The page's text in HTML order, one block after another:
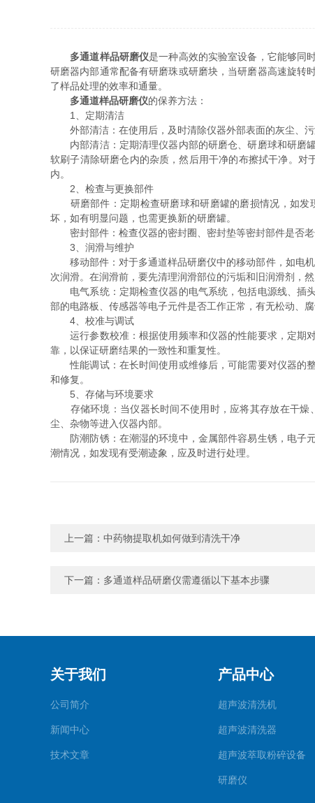
多通道样品研磨仪是一种高效的实验室设备，它能够同
研磨器内部通常配备有研磨珠或研磨块，当研磨器高速旋转
了样品处理的效率和通量。
多通道样品研磨仪的保养方法：
1、定期清洁
外部清洁：在使用后，及时清除仪器外部表面的灰尘、污
内部清洁：定期清理仪器内部的研磨仓、研磨球和研磨罐
软刷子清除研磨仓内的杂质，然后用干净的布擦拭干净。对
内。
2、检查与更换部件
研磨部件：定期检查研磨球和研磨罐的磨损情况，如发
坏，如有明显问题，也需更换新的研磨罐。
密封部件：检查仪器的密封圈、密封垫等密封部件是否老
3、润滑与维护
移动部件：对于多通道样品研磨仪中的移动部件，如电机
次润滑。在润滑前，要先清理润滑部位的污垢和旧润滑剂，
电气系统：定期检查仪器的电气系统，包括电源线、插头
部的电路板、传感器等电子元件是否工作正常，有无松动、
4、校准与调试
运行参数校准：根据使用频率和仪器的性能要求，定期对
靠，以保证研磨结果的一致性和重复性。
性能调试：在长时间使用或维修后，可能需要对仪器的整
和修复。
5、存储与环境要求
存储环境：当仪器长时间不使用时，应将其存放在干燥
尘、杂物等进入仪器内部。
防潮防锈：在潮湿的环境中，金属部件容易生锈，电子元
潮情况，如发现有受潮迹象，应及时进行处理。
上一篇： 中药物提取机如何做到清洗干净
下一篇： 多通道样品研磨仪需遵循以下基本步骤
关于我们
公司简介
新闻中心
技术文章
产品中心
超声波清洗机
超声波清洗器
超声波萃取粉碎设备
研磨仪